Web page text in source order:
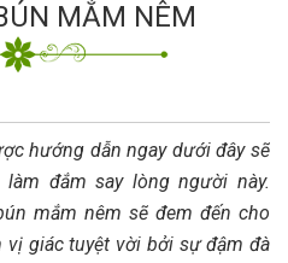
MẮM NÊM
hướng dẫn ngay dưới đây sẽ
đắm say lòng người này.
mắm nêm sẽ đem đến cho
giác tuyệt vời bởi sự đậm đà